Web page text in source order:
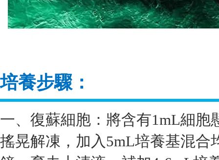
培養步驟：
一、復蘇細胞：將含有1mL細
搖晃解凍，加入5mL培養基混合